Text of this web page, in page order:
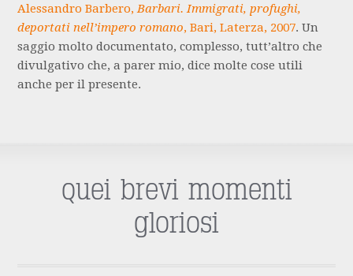
Alessandro Barbero,Barbari. Immigrati, profughi,
deportati nell’impero romano, Bari, Laterza, 2007. Un
saggio molto documentato, complesso, tutt’altro che
divulgativo che, a parer mio, dice molte cose utili
anche per il presente.
quei brevi momenti
gloriosi